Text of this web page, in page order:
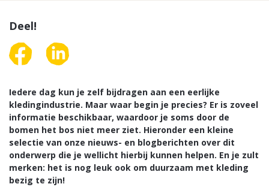
Deel!
Iedere dag kun je zelf bijdragen aan een eerlijke
kledingindustrie. Maar waar begin je precies? Er is zoveel
informatie beschikbaar, waardoor je soms door de
bomen het bos niet meer ziet. Hieronder een kleine
selectie van onze nieuws- en blogberichten over dit
onderwerp die je wellicht hierbij kunnen helpen. En je zult
merken: het is nog leuk ook om duurzaam met kleding
bezig te zijn!